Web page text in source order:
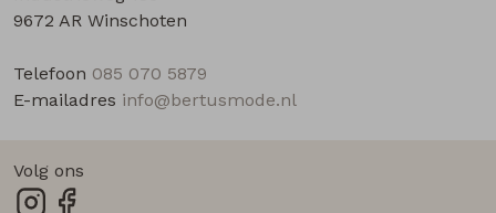
9672 AR Winschoten
Telefoon 085 070 5879
E-mailadres info@bertusmode.nl
Volg ons